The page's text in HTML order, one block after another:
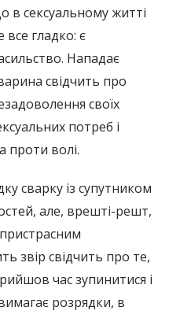
в сексуальному житті
все гладко: є
Нападає
свідчить про
своїх
потреб і
проти волі.
сварку із супутником
але, врешті-решт,
звір свідчить про те,
час зупинитися і
розрядки, в